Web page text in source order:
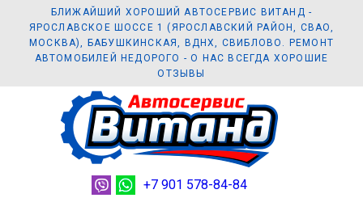
БЛИЖАЙШИЙ ХОРОШИЙ АВТОСЕРВИС ВИТАНД -
ЯРОСЛАВСКОЕ ШОССЕ 1 (ЯРОСЛАВСКИЙ РАЙОН, СВАО,
МОСКВА), БАБУШКИНСКАЯ, ВДНХ, СВИБЛОВО. РЕМОНТ
АВТОМОБИЛЕЙ НЕДОРОГО - О НАС ВСЕГДА ХОРОШИЕ
ОТЗЫВЫ
+7 901 578-84-84